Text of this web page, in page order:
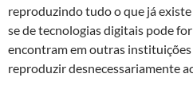
reproduzindo tudo o que já
se de tecnologias digitais pode
encontram em outras instituições
reproduzir desnecessariamente